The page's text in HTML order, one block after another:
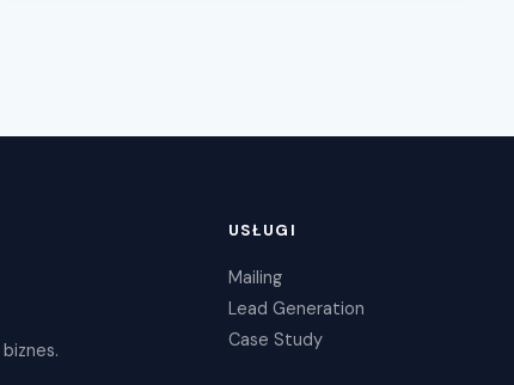
USŁUGI
Mailing
Lead Generation
Case Study